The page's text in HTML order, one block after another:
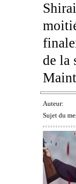
de la
Auteur:
Sujet du